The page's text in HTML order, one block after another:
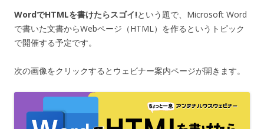
WordでHTMLを書けたらスゴイ!という題で、Microsoft Word
で書いた文書からWebページ（HTML）を作るというトピック
で開催する予定です。
次の画像をクリックするとウェビナー案内ページが開きます。